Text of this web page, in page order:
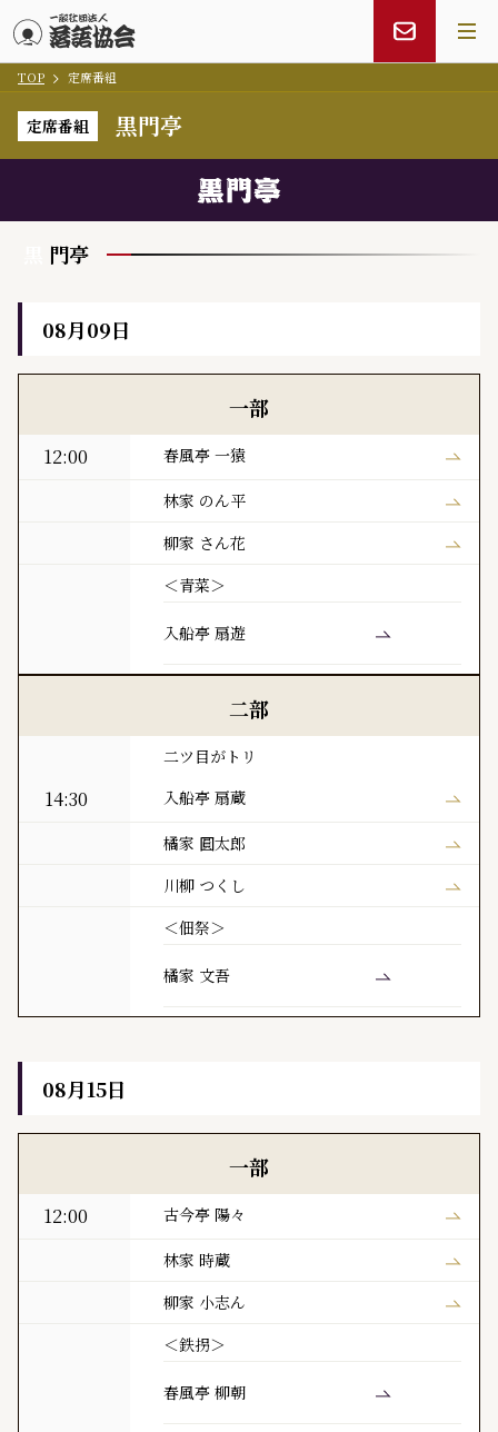
メインコンテンツにスキップ
TOP 定席番組
定席番組 黒門亭
門亭
08月09日
一部
12:00 春風亭 一猿
林家 のん平
柳家 さん花
＜青菜＞
入船亭 扇遊
二部
二ツ目がトリ
14:30 入船亭 扇蔵
橘家 圓太郎
川柳 つくし
＜佃祭＞
橘家 文吾
08月15日
一部
12:00 古今亭 陽々
林家 時蔵
柳家 小志ん
＜鉄拐＞
春風亭 柳朝